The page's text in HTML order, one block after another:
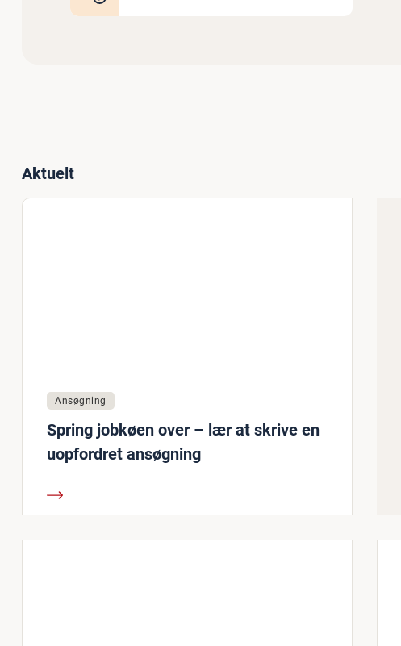
Aktuelt
Ansøgning
Spring jobkøen over – lær at skrive en
uopfordret ansøgning